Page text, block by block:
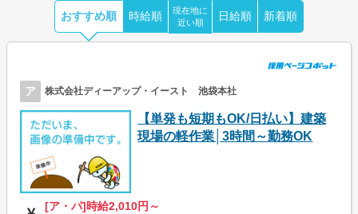
おすすめ順 時給順
現在地に
近い順
日給順 新着順
ア 株式会社ディーアップ・イースト 池袋本社
【単発も短期もOK/日払い】建築
現場の軽作業│3時間～勤務OK
[ア・パ]時給2,010円～